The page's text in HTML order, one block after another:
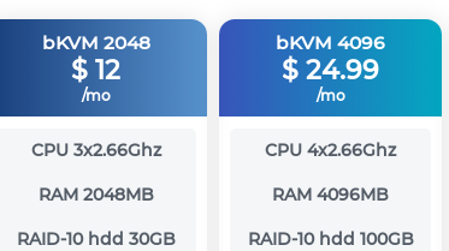
bKVM 2048
$ 12
/mo
CPU 3x2.66Ghz
RAM 2048MB
RAID-10 hdd 30GB
bKVM 4096
$ 24.99
/mo
CPU 4x2.66Ghz
RAM 4096MB
RAID-10 hdd 100GB